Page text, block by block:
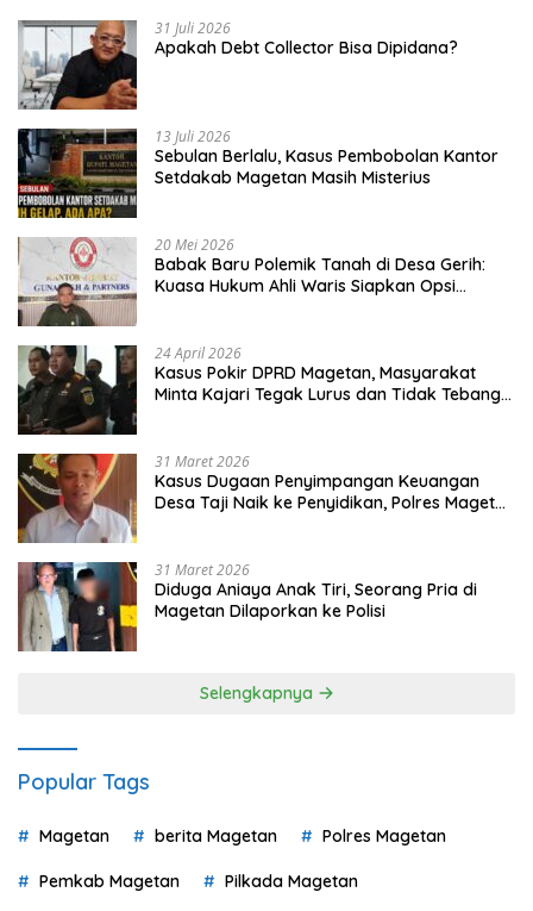
31 Juli 2026
Apakah Debt Collector Bisa Dipidana?
13 Juli 2026
Sebulan Berlalu, Kasus Pembobolan Kantor
Setdakab Magetan Masih Misterius
20 Mei 2026
Babak Baru Polemik Tanah di Desa Gerih:
Kuasa Hukum Ahli Waris Siapkan Opsi
24 April 2026
Kasus Pokir DPRD Magetan, Masyarakat
Minta Kajari Tegak Lurus dan Tidak Tebang
31 Maret 2026
Kasus Dugaan Penyimpangan Keuangan
Desa Taji Naik ke Penyidikan, Polres Magetan
31 Maret 2026
Diduga Aniaya Anak Tiri, Seorang Pria di
Magetan Dilaporkan ke Polisi
Selengkapnya
Popular Tags
Magetan berita Magetan Polres Magetan
Pemkab Magetan Pilkada Magetan